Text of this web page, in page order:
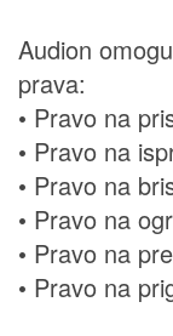
Audion
prava:
• Pravo na
• Pravo na
• Pravo na
• Pravo na
• Pravo na
• Pravo na